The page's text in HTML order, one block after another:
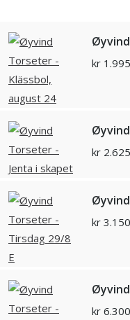
kr
kr
kr
kr